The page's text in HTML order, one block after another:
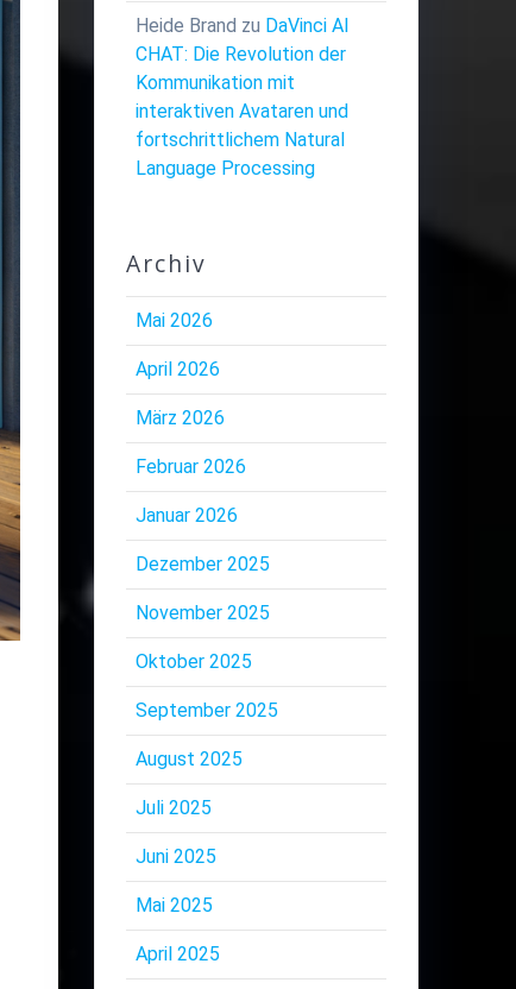
Heide Brand zu DaVinci AI
CHAT: Die Revolution der
Kommunikation mit
interaktiven Avataren und
fortschrittlichem Natural
Language Processing
Archiv
Mai 2026
April 2026
März 2026
Februar 2026
Januar 2026
Dezember 2025
November 2025
Oktober 2025
September 2025
August 2025
Juli 2025
Juni 2025
Mai 2025
April 2025